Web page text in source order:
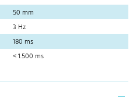
50 mm
3 Hz
180 ms
< 1.500 ms